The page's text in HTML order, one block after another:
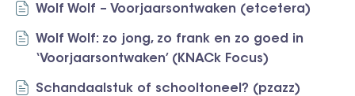
Wolf Wolf – Voorjaarsontwaken (etcetera)
Wolf Wolf: zo jong, zo frank en zo goed in
‘Voorjaarsontwaken’ (KNACk Focus)
Schandaalstuk of schooltoneel? (pzazz)